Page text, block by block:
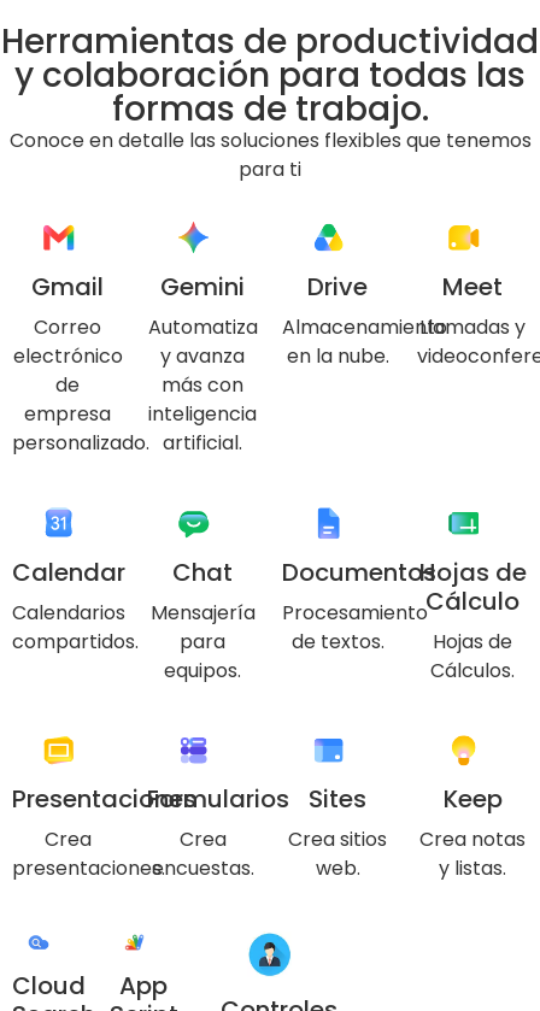
Herramientas de productividad
y colaboración para todas las
formas de trabajo.
Conoce en detalle las soluciones flexibles que tenemos
para ti
Gmail​
Correo
electrónico
de
empresa
personalizado.
Gemini
Automatiza
y avanza
más con
inteligencia
artificial.
Drive
Almacenamiento
en la nube.
Meet
Llamadas y
Calendar
Calendarios
compartidos.
Chat
Mensajería
para
equipos.
Documentos
Procesamiento
de textos.
Hojas de
Cálculo
Hojas de
Cálculos.
Presentaciones
Crea
presentaciones.
Formularios
Crea
encuestas.
Sites
Crea sitios
web.
Keep
Crea notas
y listas.
Cloud
App